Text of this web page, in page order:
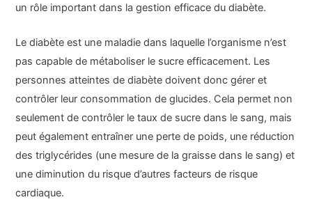
un rôle important dans la gestion efficace du diabète.
Le diabète est une maladie dans laquelle l’organisme n’est
pas capable de métaboliser le sucre efficacement. Les
personnes atteintes de diabète doivent donc gérer et
contrôler leur consommation de glucides. Cela permet non
seulement de contrôler le taux de sucre dans le sang, mais
peut également entraîner une perte de poids, une réduction
des triglycérides (une mesure de la graisse dans le sang) et
une diminution du risque d’autres facteurs de risque
cardiaque.